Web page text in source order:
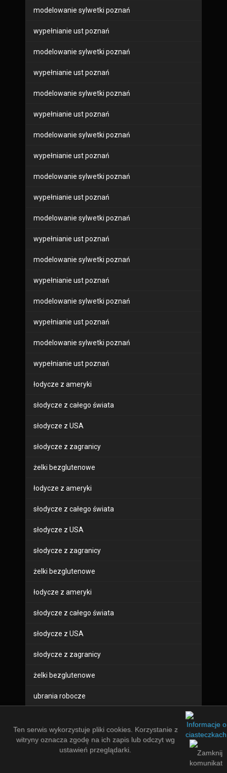
modelowanie sylwetki poznań
wypełnianie ust poznań
modelowanie sylwetki poznań
wypełnianie ust poznań
modelowanie sylwetki poznań
wypełnianie ust poznań
modelowanie sylwetki poznań
wypełnianie ust poznań
modelowanie sylwetki poznań
wypełnianie ust poznań
modelowanie sylwetki poznań
wypełnianie ust poznań
modelowanie sylwetki poznań
wypełnianie ust poznań
modelowanie sylwetki poznań
wypełnianie ust poznań
modelowanie sylwetki poznań
wypełnianie ust poznań
łodycze z ameryki
słodycze z całego świata
słodycze z USA
słodycze z zagranicy
żelki bezglutenowe
łodycze z ameryki
słodycze z całego świata
słodycze z USA
słodycze z zagranicy
żelki bezglutenowe
łodycze z ameryki
słodycze z całego świata
słodycze z USA
słodycze z zagranicy
żelki bezglutenowe
ubrania robocze
sprzęt bhp
Ten serwis wykorzystuje pliki cookies. Korzystanie z
witryny oznacza zgodę na ich zapis lub odczyt wg
ustawień przeglądarki.